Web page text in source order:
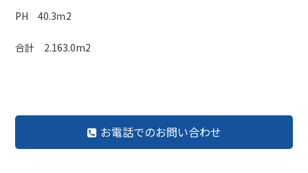
PH 40.3ｍ2
合計 2.163.0m2
お電話でのお問い合わせ